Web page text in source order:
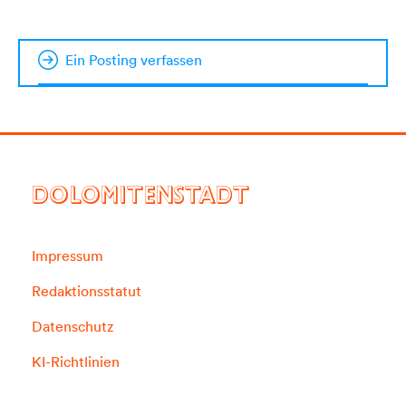
Ein Posting verfassen
DOLOMITENSTADT
Impressum
Redaktionsstatut
Datenschutz
KI-Richtlinien